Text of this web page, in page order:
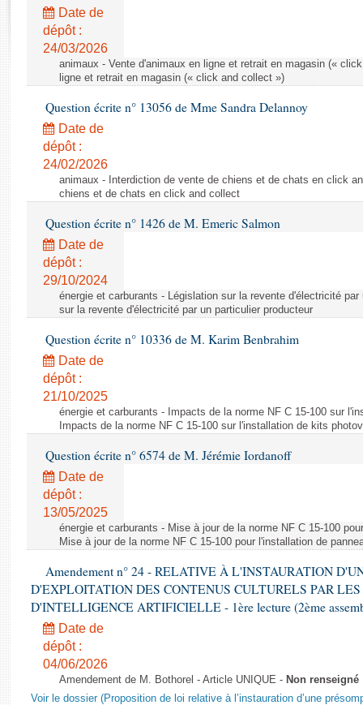
Rapports législatifs
Rapports sur l'application des lois
Baromètre de l’application des lois
Dossiers législatifs
Budget et sécurité sociale
Questions écrites et orales
Comptes rendus des débats
Date de
dépôt :
24/03/2026
animaux - Vente d'animaux en ligne et retrait en magasin («
ligne et retrait en magasin (« click and collect »)
Question écrite n° 13056 de Mme Sandra Delannoy
Date de
dépôt :
24/02/2026
animaux - Interdiction de vente de chiens et de chats en click
chiens et de chats en click and collect
Question écrite n° 1426 de M. Emeric Salmon
Date de
dépôt :
29/10/2024
énergie et carburants - Législation sur la revente d'électricité
sur la revente d'électricité par un particulier producteur
Question écrite n° 10336 de M. Karim Benbrahim
Date de
dépôt :
21/10/2025
énergie et carburants - Impacts de la norme NF C 15-100 sur
Impacts de la norme NF C 15-100 sur l'installation de kits
Question écrite n° 6574 de M. Jérémie Iordanoff
Date de
dépôt :
13/05/2025
énergie et carburants - Mise à jour de la norme NF C 15-100
Mise à jour de la norme NF C 15-100 pour l'installation de
Amendement n° 24 - RELATIVE À L'INSTAURATION
D'EXPLOITATION DES CONTENUS CULTURELS PAR LES
D'INTELLIGENCE ARTIFICIELLE - 1ère lecture (2ème
Date de
dépôt :
04/06/2026
Amendement de M. Bothorel - Article UNIQUE - Non renseigné
Voir le dossier (Proposition de loi relative à l’instauration d’une